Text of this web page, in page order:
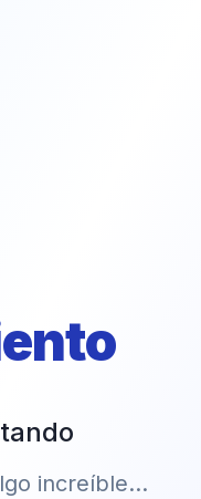
increíble...